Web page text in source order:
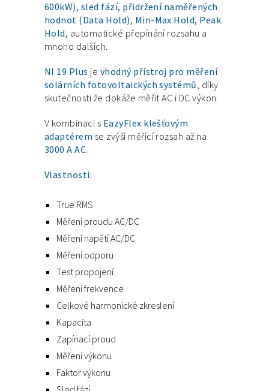
600kW), sled fází, přidržení naměřených
hodnot (Data Hold), Min-Max Hold, Peak
Hold, automatické přepínání rozsahu a
mnoho dalších.
NI 19 Plus je vhodný přístroj pro měření
solárních fotovoltaických systémů, díky
skutečnosti že dokáže měřit AC i DC výkon.
V kombinaci s EazyFlex klešťovým
adaptérem se zvýší měřící rozsah až na
3000 A AC.
Vlastnosti:
True RMS
Měření proudu AC/DC
Měření napětí AC/DC
Měření odporu
Test propojení
Měření frekvence
Celkové harmonické zkreslení
Kapacita
Zapínací proud
Měření výkonu
Faktor výkonu